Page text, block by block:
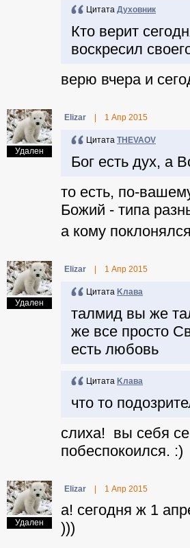
Цитата Духовник
Кто верит
воскресил
верю вчера и
Удален
Elizar 1 Апр 2015
Цитата THEVAOV
Бог есть дух, а
то есть, по-
Божий - типа
а кому
Удален
Elizar 1 Апр 2015
Цитата Kлава
талмид вы же
же все просто
есть любовь
Цитата Kлава
что то
слиха! вы себя
побеспокоился. :)
Удален
Elizar 1 Апр 2015
а! сегодня ж 1
)))